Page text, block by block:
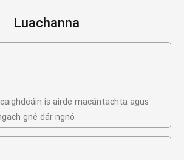
Luachanna
is airde macántachta agus
gné dár ngnó